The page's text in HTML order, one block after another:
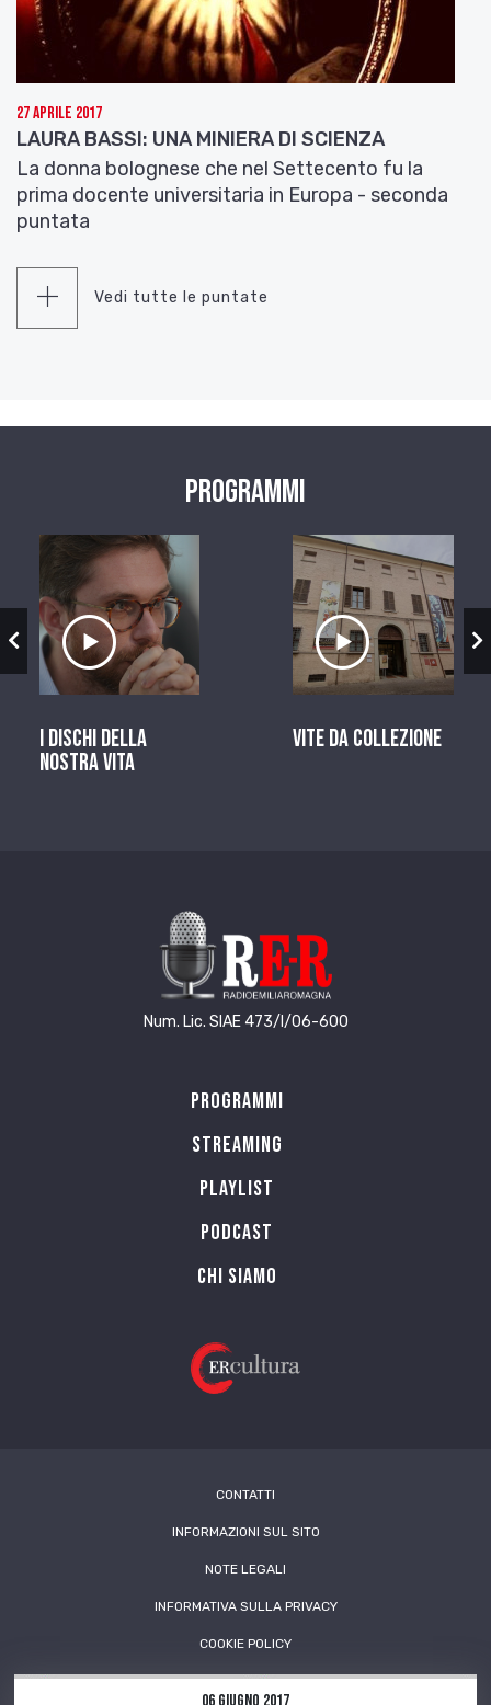
27 Aprile 2017
LAURA BASSI: UNA MINIERA DI SCIENZA
La donna bolognese che nel Settecento fu la
prima docente universitaria in Europa - seconda
puntata
Vedi tutte le puntate
Programmi
Ascolta il servizio
I dischi della
nostra vita
Ascolta il
Vite da Collezione
Num. Lic. SIAE 473/I/06-600
Programmi
Streaming
Playlist
PODCAST
Chi siamo
CONTATTI
INFORMAZIONI SUL SITO
NOTE LEGALI
INFORMATIVA SULLA PRIVACY
COOKIE POLICY